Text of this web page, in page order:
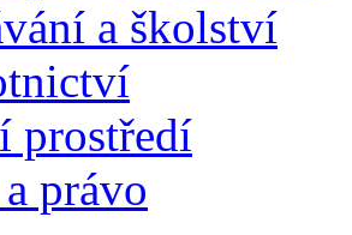
a školství
prostředí
právo